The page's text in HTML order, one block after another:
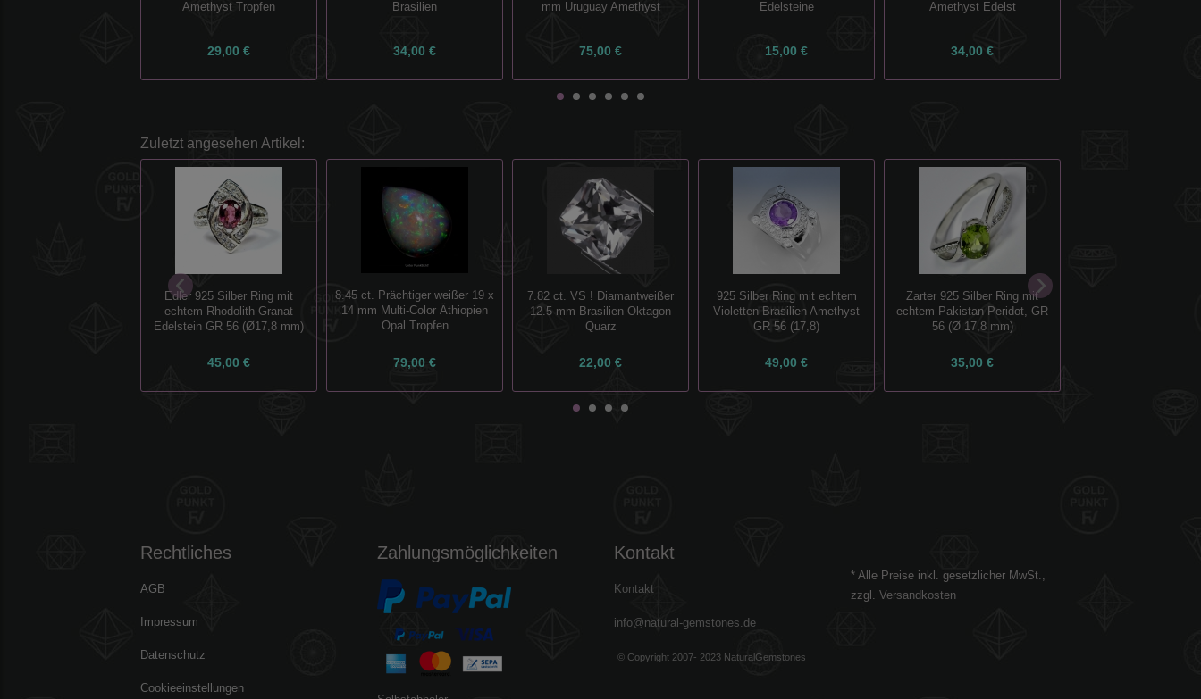
Amethyst Tropfen
29,00 €
Brasilien
34,00 €
mm Uruguay Amethyst
75,00 €
Edelsteine
15,00 €
Amethyst Edelst
34,00 €
Zuletzt angesehen Artikel:
Edler 925 Silber Ring mit
echtem Rhodolith Granat
Edelstein GR 56 (Ø17,8 mm)
45,00 €
8.45 ct. Prächtiger weißer 19 x
14 mm Multi-Color Äthiopien
Opal Tropfen
79,00 €
7.82 ct. VS ! Diamantweißer
12.5 mm Brasilien Oktagon
Quarz
22,00 €
925 Silber Ring mit echtem
Violetten Brasilien Amethyst
GR 56 (17,8)
49,00 €
Zarter 925 Silber Ring mit
echtem Pakistan Peridot, GR
56 (Ø 17,8 mm)
35,00 €
Rechtliches
AGB
Impressum
Datenschutz
Cookieeinstellungen
Zahlungsmöglichkeiten Kontakt
Kontakt
info@natural-gemstones.de
© Copyright 2007- 2023 NaturalGemstones
* Alle Preise inkl. gesetzlicher MwSt.,
zzgl. Versandkosten